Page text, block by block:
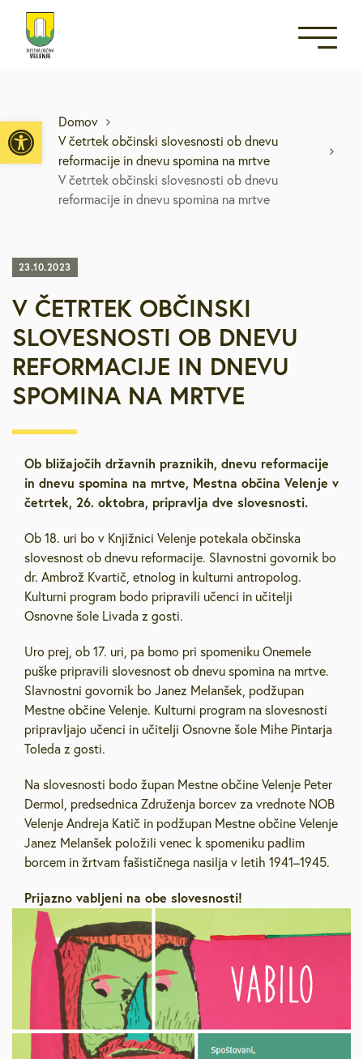
Open toolbar
Domov
V četrtek občinski slovesnosti ob dnevu
reformacije in dnevu spomina na mrtve
V četrtek občinski slovesnosti ob dnevu
reformacije in dnevu spomina na mrtve
23.10.2023
V ČETRTEK OBČINSKI
SLOVESNOSTI OB DNEVU
REFORMACIJE IN DNEVU
SPOMINA NA MRTVE
Ob bližajočih državnih praznikih, dnevu reformacije
in dnevu spomina na mrtve, Mestna občina Velenje v
četrtek, 26. oktobra, pripravlja dve slovesnosti.
Ob 18. uri bo v Knjižnici Velenje potekala občinska
slovesnost ob dnevu reformacije. Slavnostni govornik bo
dr. Ambrož Kvartič, etnolog in kulturni antropolog.
Kulturni program bodo pripravili učenci in učitelji
Osnovne šole Livada z gosti.
Uro prej, ob 17. uri, pa bomo pri spomeniku Onemele
puške pripravili slovesnost ob dnevu spomina na mrtve.
Slavnostni govornik bo Janez Melanšek, podžupan
Mestne občine Velenje. Kulturni program na slovesnosti
pripravljajo učenci in učitelji Osnovne šole Mihe Pintarja
Toleda z gosti.
Na slovesnosti bodo župan Mestne občine Velenje Peter
Dermol, predsednica Združenja borcev za vrednote NOB
Velenje Andreja Katič in podžupan Mestne občine Velenje
Janez Melanšek položili venec k spomeniku padlim
borcem in žrtvam fašističnega nasilja v letih 1941–1945.
Prijazno vabljeni na obe slovesnosti!